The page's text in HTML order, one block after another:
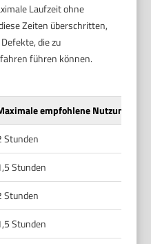
Laufzeit ohne
Zeiten überschritten,
die zu
führen können.
empfohlene
Stunden
Stunden
Stunden
Stunden